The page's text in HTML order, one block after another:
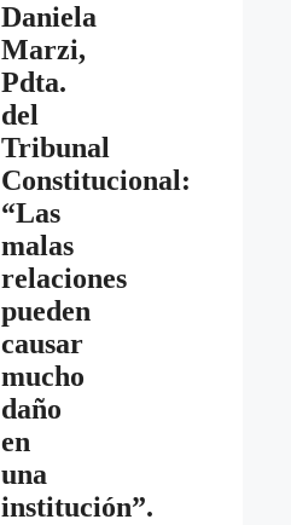
Daniela
Marzi,
Pdta.
del
Tribunal
Constitucional:
“Las
malas
relaciones
pueden
causar
mucho
daño
en
una
institución”.